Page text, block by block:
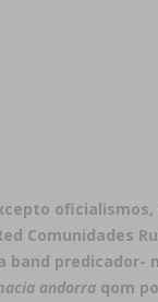
Comunidades
band predicador-
andorra qom